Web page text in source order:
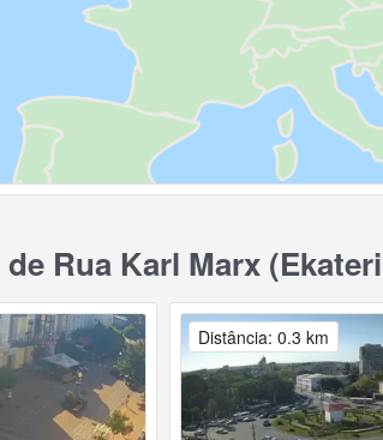
Rua Karl Marx
Distância: 0.3 km